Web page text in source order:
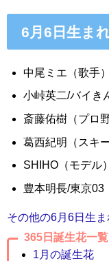
6月6日生ま
中尾ミエ（歌手
小峠英二/バイき
斎藤佑樹（プロ
葛西紀明（スキ
SHIHO（モデル
豊本明長/東京03
その他の6月6日生
365日誕生花一覧
1月の誕生花